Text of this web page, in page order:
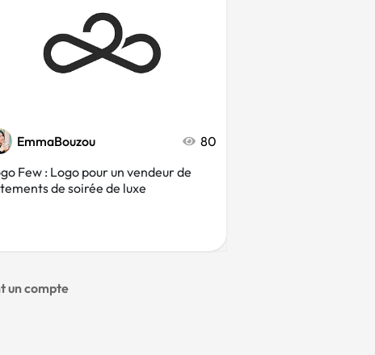
EmmaBouzou
80
Few : Logo pour un vendeur de
de soirée de luxe
un compte